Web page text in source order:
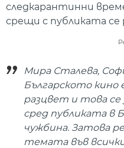
следкарантинни
срещи с публиката
Мира Сталева,
Българското кино
разцвет и това се
сред публиката в
чужбина. Затова
темата във